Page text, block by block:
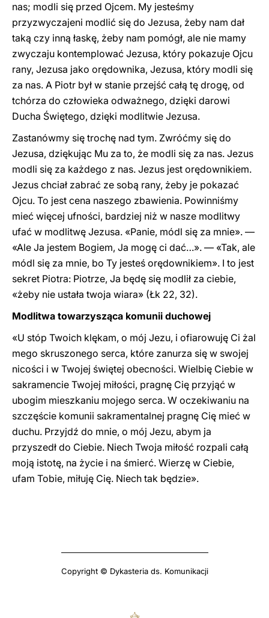
nas; modli się przed Ojcem. My jesteśmy
przyzwyczajeni modlić się do Jezusa, żeby nam dał
taką czy inną łaskę, żeby nam pomógł, ale nie mamy
zwyczaju kontemplować Jezusa, który pokazuje Ojcu
rany, Jezusa jako orędownika, Jezusa, który modli się
za nas. A Piotr był w stanie przejść całą tę drogę, od
tchórza do człowieka odważnego, dzięki darowi
Ducha Świętego, dzięki modlitwie Jezusa.
Zastanówmy się trochę nad tym. Zwróćmy się do
Jezusa, dziękując Mu za to, że modli się za nas. Jezus
modli się za każdego z nas. Jezus jest orędownikiem.
Jezus chciał zabrać ze sobą rany, żeby je pokazać
Ojcu. To jest cena naszego zbawienia. Powinniśmy
mieć więcej ufności, bardziej niż w nasze modlitwy
ufać w modlitwę Jezusa. «Panie, módl się za mnie». —
«Ale Ja jestem Bogiem, Ja mogę ci dać…». — «Tak, ale
módl się za mnie, bo Ty jesteś orędownikiem». I to jest
sekret Piotra: Piotrze, Ja będę się modlił za ciebie,
«żeby nie ustała twoja wiara» (Łk 22, 32).
Modlitwa towarzysząca komunii duchowej
«U stóp Twoich klękam, o mój Jezu, i ofiarowuję Ci żal
mego skruszonego serca, które zanurza się w swojej
nicości i w Twojej świętej obecności. Wielbię Ciebie w
sakramencie Twojej miłości, pragnę Cię przyjąć w
ubogim mieszkaniu mojego serca. W oczekiwaniu na
szczęście komunii sakramentalnej pragnę Cię mieć w
duchu. Przyjdź do mnie, o mój Jezu, abym ja
przyszedł do Ciebie. Niech Twoja miłość rozpali całą
moją istotę, na życie i na śmierć. Wierzę w Ciebie,
ufam Tobie, miłuję Cię. Niech tak będzie».
Copyright © Dykasteria ds. Komunikacji